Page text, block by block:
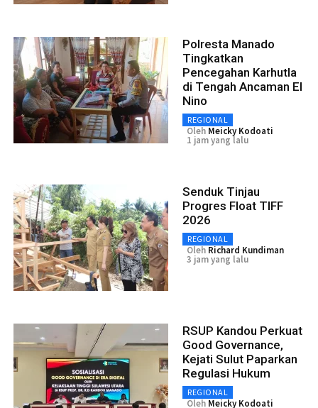
Polresta Manado
Tingkatkan
Pencegahan Karhutla
di Tengah Ancaman El
Nino
REGIONAL
Oleh Meicky Kodoati
1 jam yang lalu
Senduk Tinjau
Progres Float TIFF
2026
REGIONAL
Oleh Richard Kundiman
3 jam yang lalu
RSUP Kandou Perkuat
Good Governance,
Kejati Sulut Paparkan
Regulasi Hukum
REGIONAL
Oleh Meicky Kodoati